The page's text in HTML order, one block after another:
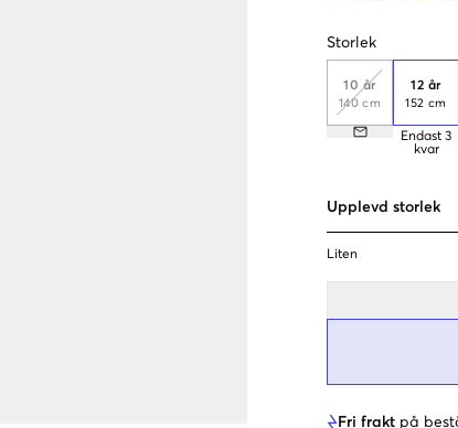
Storlek
10 år
140 cm
12 år
152 cm
Endast 3
kvar
Upplevd storlek
Liten
Fri frakt på